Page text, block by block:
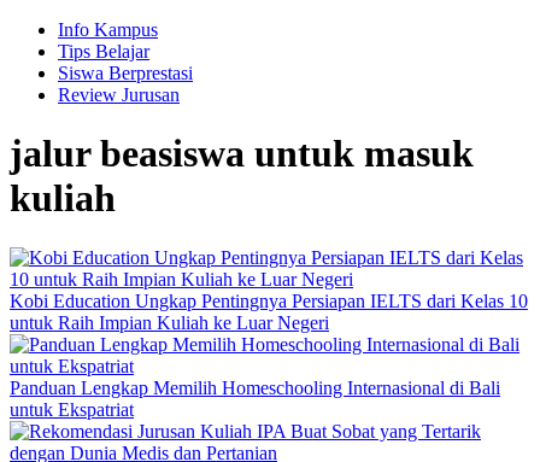
Info Kampus
Tips Belajar
Siswa Berprestasi
Review Jurusan
jalur beasiswa untuk masuk
kuliah
Kobi Education Ungkap Pentingnya Persiapan IELTS dari Kelas 10
untuk Raih Impian Kuliah ke Luar Negeri
Panduan Lengkap Memilih Homeschooling Internasional di Bali
untuk Ekspatriat